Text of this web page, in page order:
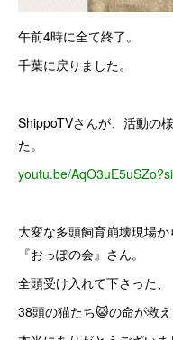
午前4時に全て終了。
千葉に戻りました。
ShippoTVさんが、活動の
た。
youtu.be/AqO3uE5uSZo?si
大変な多頭飼育崩壊現場
『おっぽの会』さん。
全頭受け入れて下さった、
38頭の猫たち😺の命が救え